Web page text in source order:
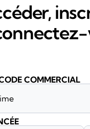
COMMERCIAL